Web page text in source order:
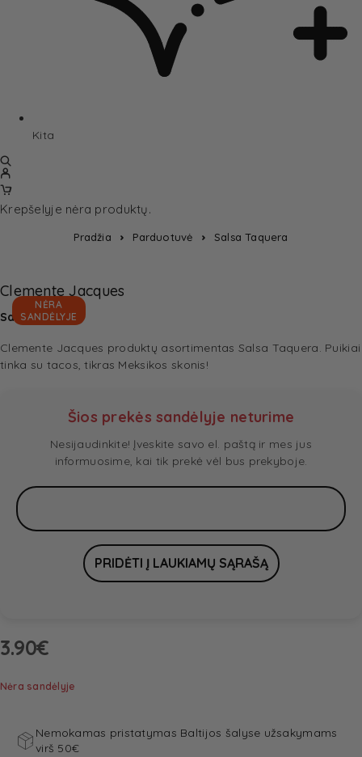
Kita
Krepšelyje nėra produktų.
Pradžia Parduotuvė Salsa Taquera
NĖRA
SANDĖLYJE
Clemente Jacques
Salsa Taquera
Clemente Jacques produktų asortimentas Salsa Taquera. Puikiai
tinka su tacos, tikras Meksikos skonis!
Šios prekės sandėlyje neturime
Nesijaudinkite! Įveskite savo el. paštą ir mes jus
informuosime, kai tik prekė vėl bus prekyboje.
3.90€
Nėra sandėlyje
Nemokamas pristatymas Baltijos šalyse užsakymams
virš 50€